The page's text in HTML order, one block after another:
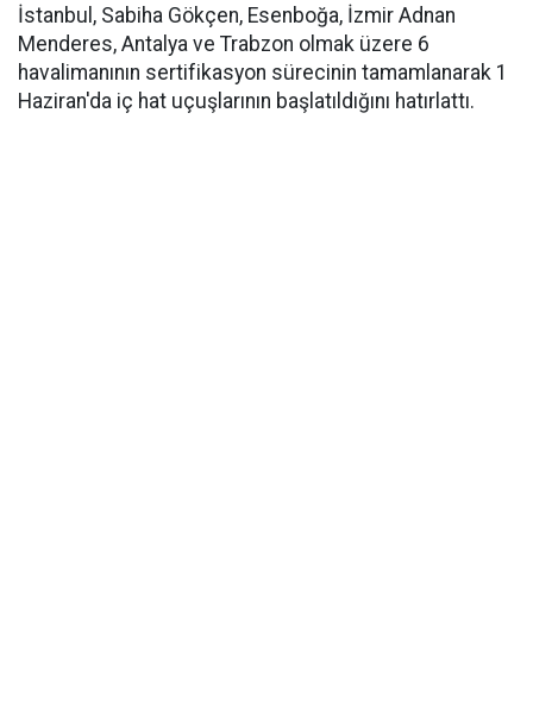
İstanbul, Sabiha Gökçen, Esenboğa, İzmir Adnan
Menderes, Antalya ve Trabzon olmak üzere 6
havalimanının sertifikasyon sürecinin tamamlanarak 1
Haziran'da iç hat uçuşlarının başlatıldığını hatırlattı.